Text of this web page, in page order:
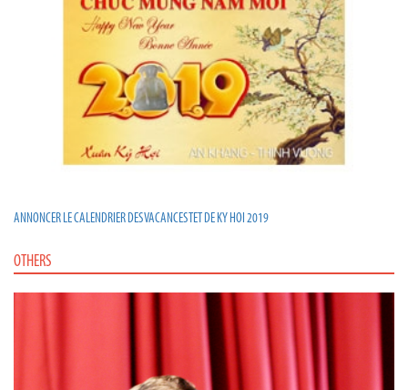
ANNONCER LE CALENDRIER DES VACANCES TET DE KY HOI 2019
OTHERS